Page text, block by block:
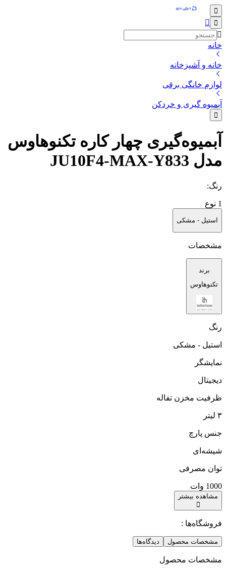
خانه
خانه و آشپزخانه
لوازم خانگی برقی
آبمیوه گیری و خردکن
آبمیوه‌گیری چهار کاره تکنوهاوس
مدل JU10F4-MAX-Y833
رنگ:
1 نوع
استیل - مشکی
مشخصات
برند
تکنوهاوس
رنگ
استیل - مشکی
نمایشگر
دیجیتال
ظرفیت مخزن تفاله
۳ لیتر
جنس پارچ
شیشه‌ای
توان مصرفی
1000 وات
مشاهده بیشتر
فروشگاه‌ها :
مشخصات محصول دیدگاه‌ها
مشخصات محصول